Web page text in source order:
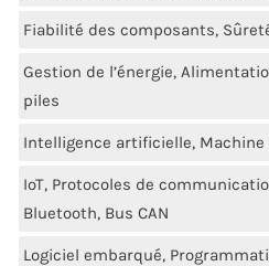
Fiabilité des composants,
Gestion de l’énergie,
piles
Intelligence artificielle, Machine
IoT, Protocoles de
Bluetooth, Bus CAN
Logiciel embarqué,